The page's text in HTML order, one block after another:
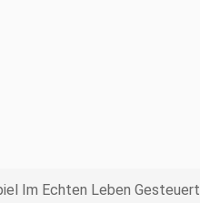
Im Echten Leben Gesteuert